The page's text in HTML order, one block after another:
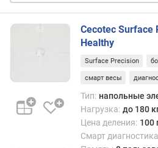
Cecotec Surface
Healthy
Surface Precision
смарт весы
Тип: напольные
Нагрузка: до 180
Цена деления: 100
Смарт